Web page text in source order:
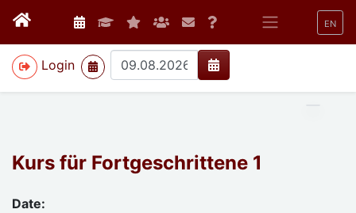
EN
Login
>
Kurs für Fortgeschrittene 1
Date: